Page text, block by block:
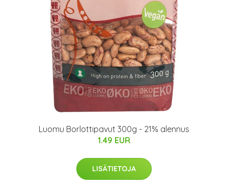
Luomu Borlottipavut 300g - 21% alennus
1.49 EUR
LISÄTIETOJA